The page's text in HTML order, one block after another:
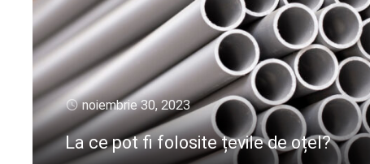
noiembrie 30, 2023
La ce pot fi folosite țevile de oțel?